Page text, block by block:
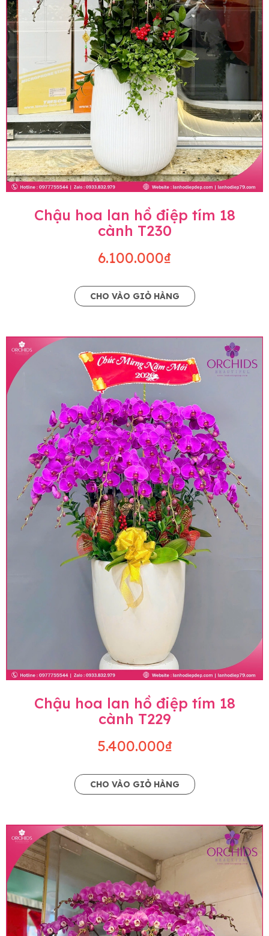
Chậu hoa lan hồ điệp tím 18
cành T230
6.100.000₫
CHO VÀO GIỎ HÀNG
Chậu hoa lan hồ điệp tím 18
cành T229
5.400.000₫
CHO VÀO GIỎ HÀNG